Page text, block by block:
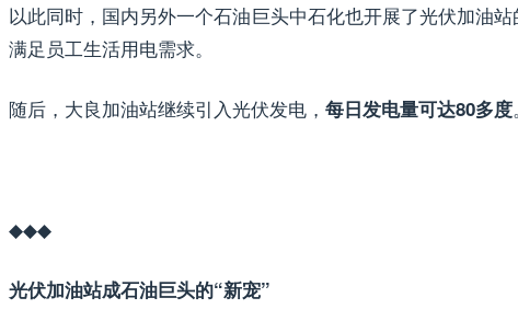
以此同时，国内另外一个石油巨头中石化也开展了光伏加油站
满足员工生活用电需求。
随后，大良加油站继续引入光伏发电， 每日发电量可达80多度。
◆◆◆
光伏加油站成石油巨头的“新宠”